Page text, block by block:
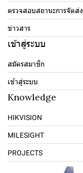
ตรวจสอบสถานะการจัดส่ง
ข่าวสาร
เข้าสู่ระบบ
สมัครสมาชิก
เข้าสู่ระบบ
Knowledge
HIKVISION
MILESIGHT
PROJECTS